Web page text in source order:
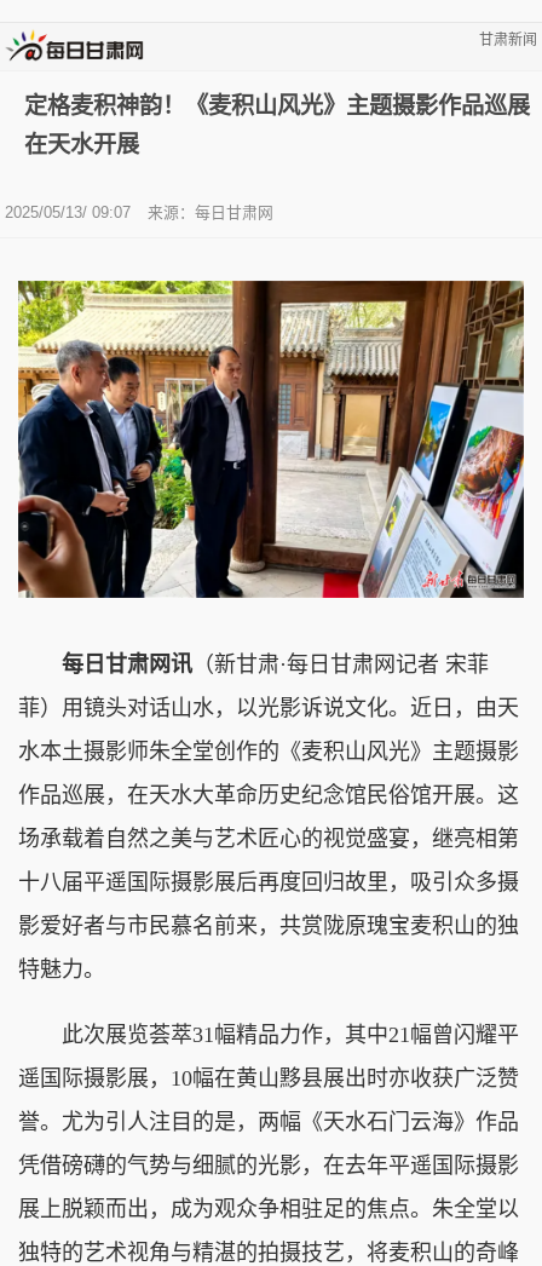
甘肃新闻
定格麦积神韵！《麦积山风光》主题摄影作品巡展
在天水开展
2025/05/13/ 09:07 来源： 每日甘肃网
每日甘肃网讯 （新甘肃·每日甘肃网记者 宋菲
菲）用镜头对话山水，以光影诉说文化。近日，由天
水本土摄影师朱全堂创作的《麦积山风光》主题摄影
作品巡展，在天水大革命历史纪念馆民俗馆开展。这
场承载着自然之美与艺术匠心的视觉盛宴，继亮相第
十八届平遥国际摄影展后再度回归故里，吸引众多摄
影爱好者与市民慕名前来，共赏陇原瑰宝麦积山的独
特魅力。
此次展览荟萃31幅精品力作，其中21幅曾闪耀平
遥国际摄影展，10幅在黄山黟县展出时亦收获广泛赞
誉。尤为引人注目的是，两幅《天水石门云海》作品
凭借磅礴的气势与细腻的光影，在去年平遥国际摄影
展上脱颖而出，成为观众争相驻足的焦点。朱全堂以
独特的艺术视角与精湛的拍摄技艺，将麦积山的奇峰